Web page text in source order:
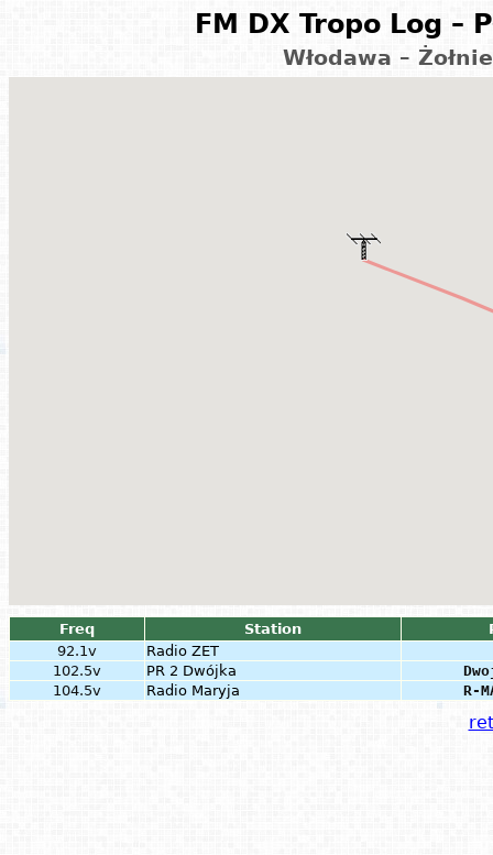
FM DX Tropo Log –
Włodawa –
Freq Station
92.1v
Radio ZET
102.5v
PR 2 Dwójka
104.5v
Radio Maryja R-